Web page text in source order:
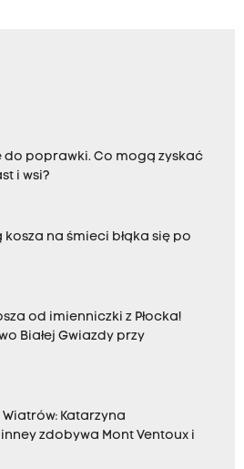
do poprawki. Co mogą zyskać
i wsi?
na śmieci błąka się po
od imienniczki z Płocka!
Białej Gwiazdy przy
Katarzyna
zdobywa Mont Ventoux i